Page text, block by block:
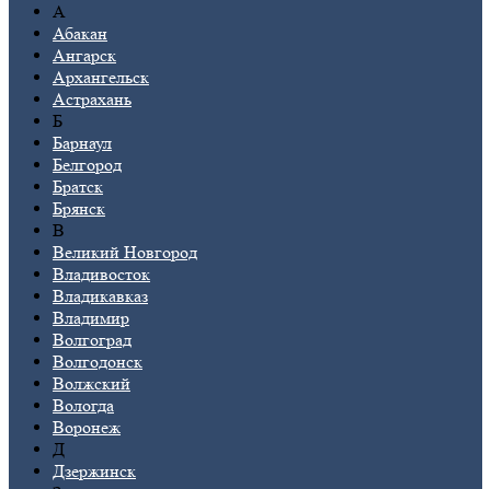
А
Абакан
Ангарск
Архангельск
Астрахань
Б
Барнаул
Белгород
Братск
Брянск
В
Великий Новгород
Владивосток
Владикавказ
Владимир
Волгоград
Волгодонск
Волжский
Вологда
Воронеж
Д
Дзержинск